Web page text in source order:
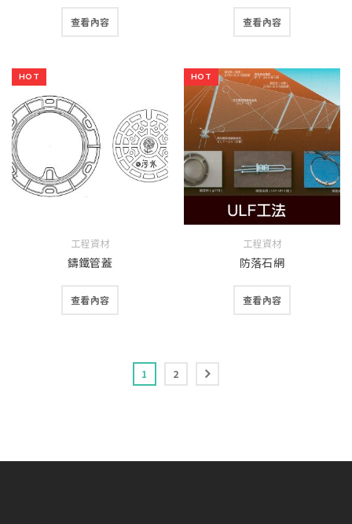
查看內容 查看內容
HOT
工程資材
鑄鐵管蓋
查看內容
HOT
工程資材
防落石網
查看內容
1 2